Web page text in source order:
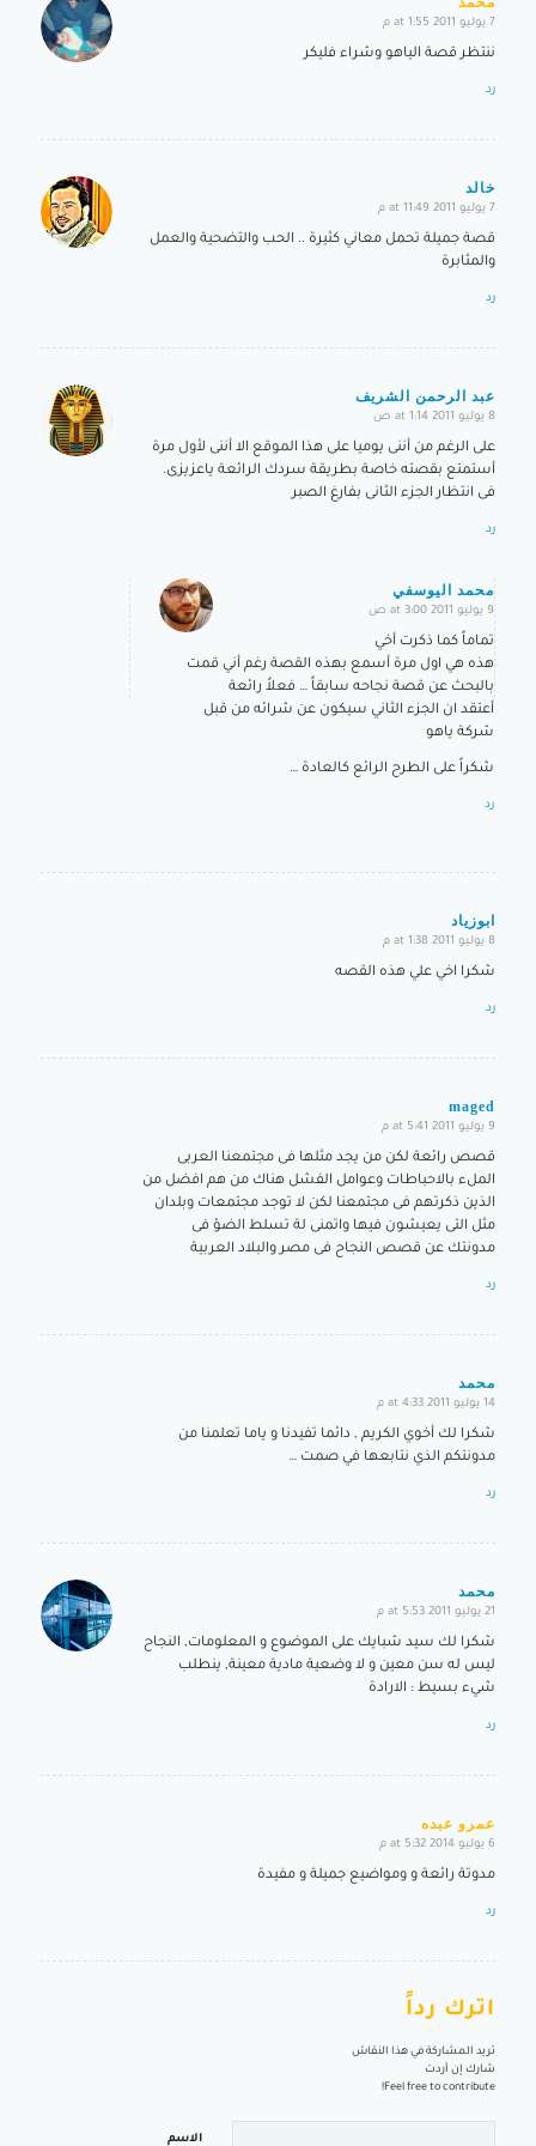
says:
7 يوليو 2011 at 1:55 م
ننتظر قصة الياهو وشراء فليكر
رد
خالد
says:
7 يوليو 2011 at 11:49 م
قصة جميلة تحمل معاني كثيرة .. الحب والتضحية والعمل
والمثابرة
رد
عبد الرحمن الشريف
says:
8 يوليو 2011 at 1:14 ص
على الرغم من أننى يوميا على هذا الموقع الا أننى لأول مرة
أستمتع بقصته خاصة بطريقة سردك الرائعة ياعزيزى.
فى انتظار الجزء الثانى بفارغ الصبر
رد
محمد اليوسفي
says:
9 يوليو 2011 at 3:00 ص
تماماً كما ذكرت أخي
هذه هي اول مرة أسمع بهذه القصة رغم أني قمت
بالبحث عن قصة نجاحه سابقاً … فعلاً رائعة
أعتقد ان الجزء الثاني سيكون عن شرائه من قبل
شركة ياهو
شكراً على الطرح الرائع كالعادة …
رد
ابوزياد
says:
8 يوليو 2011 at 1:38 م
شكرا اخي علي هذه القصه
رد
maged
says:
9 يوليو 2011 at 5:41 م
قصص رائعة لكن من يجد مثلها فى مجتمعنا العربى
الملء بالاحباطات وعوامل الفشل هناك من هم افضل من
الذين ذكرتهم فى مجتمعنا لكن لا توجد مجتمعات وبلدان
مثل التى يعيشون فيها واتمنى لة تسلط الضؤ فى
مدونتك عن قصص النجاح فى مصر والبلاد العربية
رد
محمد
says:
14 يوليو 2011 at 4:33 م
شكرا لك أخوي الكريم , دائما تفيدنا و ياما تعلمنا من
مدونتكم الذي نتابعها في صمت …
رد
محمد
says:
21 يوليو 2011 at 5:53 م
شكرا لك سيد شبايك على الموضوع و المعلومات, النجاح
ليس له سن معين و لا وضعية مادية معينة, ينطلب
شيء بسيط : الارادة
رد
عمرو عبده
says:
6 يوليو 2014 at 5:32 م
مدوتة رائعة و ومواضيع جميلة و مفيدة
رد
اترك رداً
تريد المشاركة في هذا النقاش
شارك إن أردت
Feel free to contribute!
الاسم